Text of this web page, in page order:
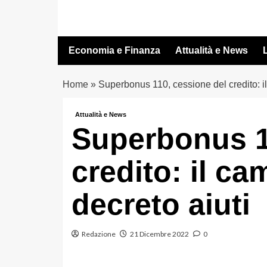
contenuto
Economia e Finanza Attualità e News
Home» Superbonus 110, cessione del credito:
Attualità e News
Superbonus
credito: il
decreto aiuti
Redazione 21 Dicembre 2022 0